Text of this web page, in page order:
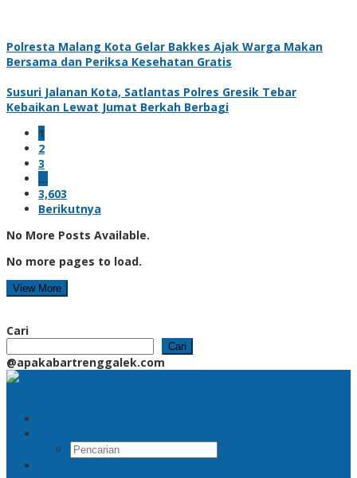
Polresta Malang Kota Gelar Bakkes Ajak Warga Makan
Bersama dan Periksa Kesehatan Gratis
Susuri Jalanan Kota, Satlantas Polres Gresik Tebar
Kebaikan Lewat Jumat Berkah Berbagi
1
2
3
…
3,603
Berikutnya
No More Posts Available.
No more pages to load.
View More
Cari
Cari
@apakabartrenggalek.com